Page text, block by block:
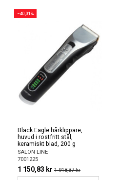
−40,01%
Black Eagle hårklippare,
huvud i rostfritt stål,
keramiskt blad, 200 g
SALON LINE
7001225
1 150,83 kr 1 918,37 kr